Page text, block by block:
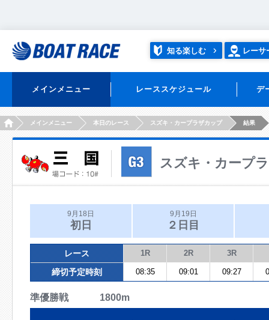
知る楽しむ レーサ
メインメニュー レーススケジュール デ
HOMEメインメニュー 本日のレース スズキ・カープラザカップ 結果
スズキ・カープ
9月18日
初日
9月19日
２日目
レース 1R 2R 3R
締切予定時刻 08:35 09:01 09:27
準優勝戦 1800m